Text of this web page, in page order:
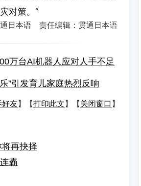
对策。”
日本语 责任编辑：贯通日本语
万台AI机器人应对人手不足
”引发育儿家庭热烈反响
好友】【打印此文 】【 关闭窗口 】
将再抉择
霸